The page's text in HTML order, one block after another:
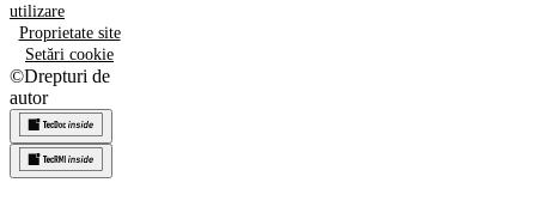
utilizare
Proprietate site
Setări cookie
©Drepturi de
autor